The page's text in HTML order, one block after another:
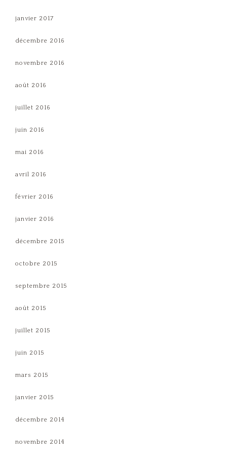
janvier 2017
décembre 2016
novembre 2016
août 2016
juillet 2016
juin 2016
mai 2016
avril 2016
février 2016
janvier 2016
décembre 2015
octobre 2015
septembre 2015
août 2015
juillet 2015
juin 2015
mars 2015
janvier 2015
décembre 2014
novembre 2014